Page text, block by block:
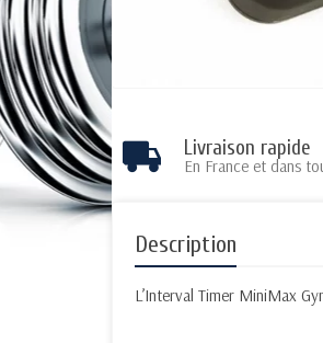
Livraison rapide
En France et dans
Description
L’Interval Timer MiniMax